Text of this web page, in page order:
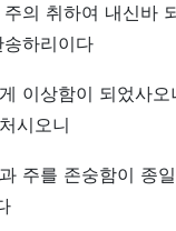
의 취하여 내신바
하리이다
이상함이 되었사오
시오니
주를 존숭함이 종